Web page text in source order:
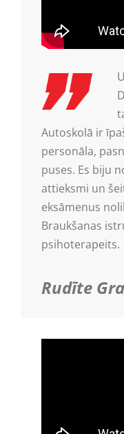
Autoskolā ir
personāla,
puses. Es biju
attieksmi un
eksāmenus
Braukšanas
psihoterapeits.
Rudīte